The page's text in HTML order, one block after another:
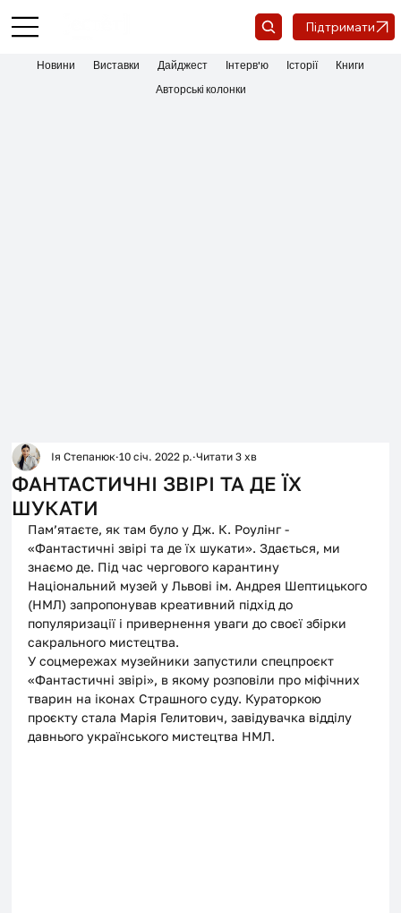
Підтримати
ФАНТАСТИЧНІ ЗВІРІ ТА ДЕ ЇХ
ШУКАТИ
Ія Степанюк 10 січ. 2022 р. Читати 3 хв
Пам’ятаєте, як там було у Дж. К. Роулінг -
«Фантастичні звірі та де їх шукати». Здається, ми
знаємо де. Під час чергового карантину
Національний музей у Львові ім. Андрея Шептицького
(НМЛ) запропонував креативний підхід до
популяризації і привернення уваги до своєї збірки
сакрального мистецтва.
У соцмережах музейники запустили спецпроєкт
«Фантастичні звірі», в якому розповіли про міфічних
тварин на іконах Страшного суду. Кураторкою
проєкту стала Марія Гелитович, завідувачка відділу
давнього українського мистецтва НМЛ.
Новини Виставки Дайджест Інтерв'ю Історії
Книги
Авторські колонки